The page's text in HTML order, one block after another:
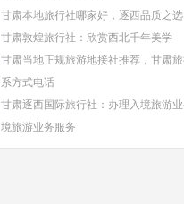
甘肃本地旅行社哪家好，逐西品质之选
甘肃敦煌旅行社：欣赏西北千年美学
甘肃当地正规旅游地接社推荐，甘肃
系方式电话
甘肃逐西国际旅行社：办理入境旅游业
境旅游业务服务